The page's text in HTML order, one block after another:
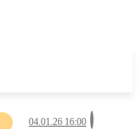
04.01.26 16:00